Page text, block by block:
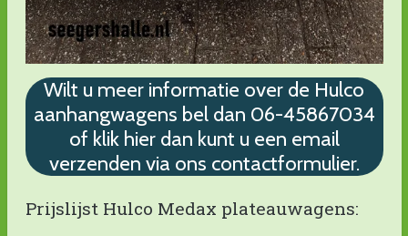
Wilt u meer informatie over de Hulco
aanhangwagens bel dan 06-45867034
of klik hier dan kunt u een email
verzenden via ons contactformulier.
Prijslijst Hulco Medax plateauwagens: